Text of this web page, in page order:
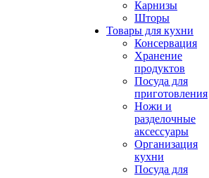
Карнизы
Шторы
Товары для кухни
Консервация
Хранение
продуктов
Посуда для
приготовления
Ножи и
разделочные
аксессуары
Организация
кухни
Посуда для